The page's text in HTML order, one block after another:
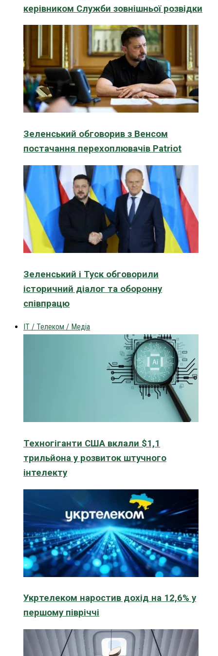
керівником Служби зовнішньої розвідки
Зеленський обговорив з Венсом
постачання перехоплювачів Patriot
Зеленський і Туск обговорили
історичний діалог та оборонну
співпрацю
IT / Телеком / Медіа
Техногіганти США вклали $1,1
трильйона у розвиток штучного
інтелекту
Укртелеком наростив дохід на 12,6% у
першому півріччі